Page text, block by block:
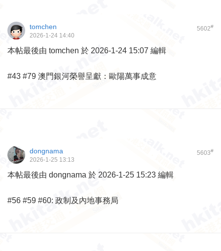
5602#
tomchen
2026-1-24 14:40
本帖最後由 tomchen 於 2026-1-24 15:07 編輯
#43 #79 澳門銀河榮譽呈獻：歐陽萬事成意
5603#
dongnama
2026-1-25 13:13
本帖最後由 dongnama 於 2026-1-25 15:23 編輯
#56 #59 #60: 政制及內地事務局